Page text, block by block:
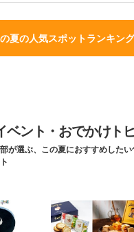
夏の人気スポットランキング
ベント・おでかけト
が選ぶ、この夏におすすめしたい